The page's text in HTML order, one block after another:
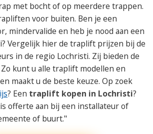
met bocht of op meerdere trappen.
voor buiten. Ben je een
mindervalide en heb je nood aan een
Vergelijk hier de traplift prijzen bij de
in de regio Lochristi. Zij bieden de
kunt u alle traplift modellen en
maakt u de beste keuze. Op zoek
? Een traplift kopen in Lochristi?
offerte aan bij een installateur of
of buurt."